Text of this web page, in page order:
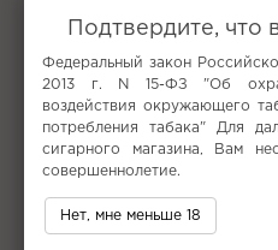
интернет-магазине Кальян
возможностью быстрой
Наслаждайтесь качественным
Вкус: Клубника, Травы
Все вкусы табака для кальяна
Не забудьте купить
Подтвердите, что
Федеральный закон
2013 г. N 15-ФЗ "Об
воздействия окружающего
потребления табака" Для
сигарного магазина, Вам
совершеннолетие.
Нет, мне меньше 18